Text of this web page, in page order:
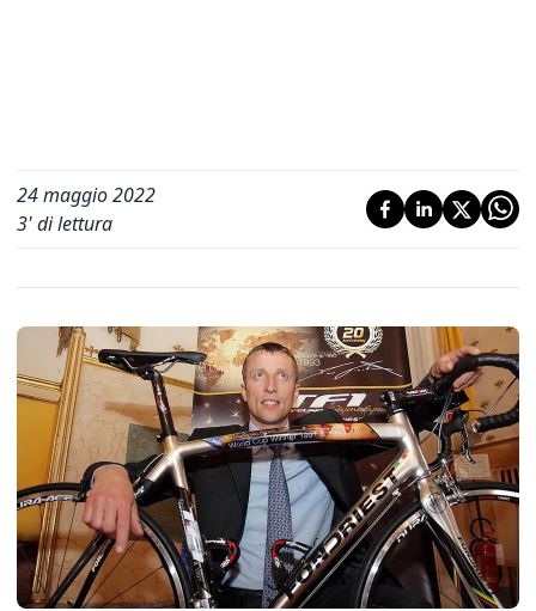
24 maggio 2022
3' di lettura